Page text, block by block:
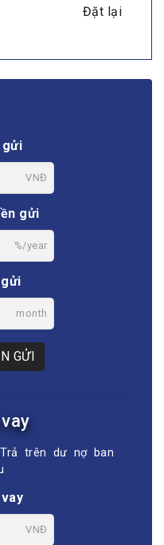
Đặt lại
gửi
VNĐ
gửi
%/year
month
GỬI
Trả trên dư nợ ban
VNĐ